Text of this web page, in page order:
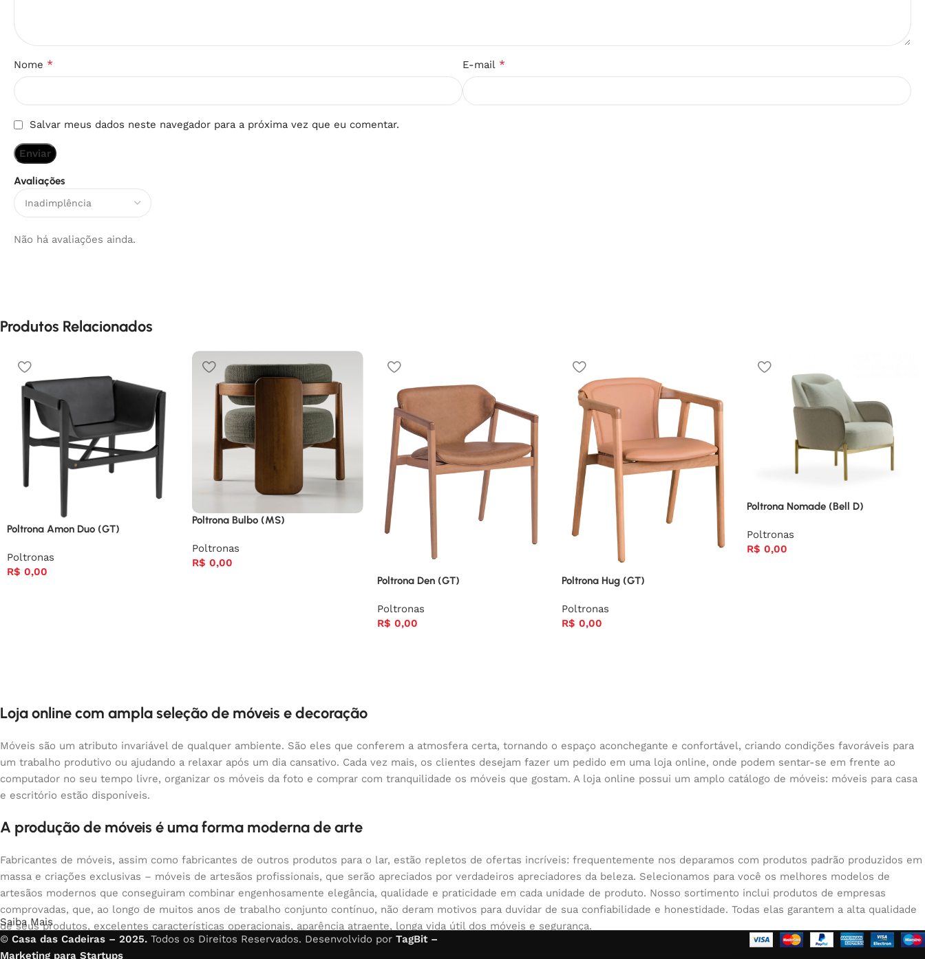
Avaliações
Não há avaliações ainda.
Nome * E-mail *
Salvar meus dados neste navegador para a próxima vez que eu comentar.
Produtos Relacionados
Poltrona Amon Duo (GT)
Poltronas
R$ 0,00
Poltrona Bulbo (MS)
Poltronas
R$ 0,00
Poltrona Den (GT)
Poltronas
R$ 0,00
Poltrona Hug (GT)
Poltronas
R$ 0,00
Poltrona Nomade (Bell D)
Poltronas
R$ 0,00
Loja online com ampla seleção de móveis e decoração
Móveis são um atributo invariável de qualquer ambiente. São eles que conferem a atmosfera certa, tornando o espaço aconchegante e confortável, criando condições favoráveis para
um trabalho produtivo ou ajudando a relaxar após um dia cansativo. Cada vez mais, os clientes desejam fazer um pedido em uma loja online, onde podem sentar-se em frente ao
computador no seu tempo livre, organizar os móveis da foto e comprar com tranquilidade os móveis que gostam. A loja online possui um amplo catálogo de móveis: móveis para casa
e escritório estão disponíveis.
A produção de móveis é uma forma moderna de arte
Fabricantes de móveis, assim como fabricantes de outros produtos para o lar, estão repletos de ofertas incríveis: frequentemente nos deparamos com produtos padrão produzidos em
massa e criações exclusivas – móveis de artesãos profissionais, que serão apreciados por verdadeiros apreciadores da beleza. Selecionamos para você os melhores modelos de
artesãos modernos que conseguiram combinar engenhosamente elegância, qualidade e praticidade em cada unidade de produto. Nosso sortimento inclui produtos de empresas
comprovadas, que, ao longo de muitos anos de trabalho conjunto contínuo, não deram motivos para duvidar de sua confiabilidade e honestidade. Todas elas garantem a alta qualidade
de seus produtos, excelentes características operacionais, aparência atraente, longa vida útil dos móveis e segurança.
Saiba Mais
© Casa das Cadeiras – 2025. Todos os Direitos Reservados. Desenvolvido por TagBit –
Marketing para Startups